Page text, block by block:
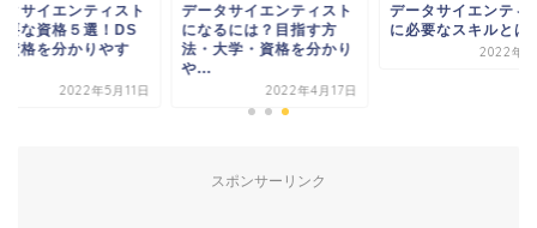
タサイエンティスト
要な資格５選！DS
資格を分かりやす
2022年5月11日
データサイエンティスト
になるには？目指す方
法・大学・資格を分かり
や...
2022年4月17日
データサイエンティ
に必要なスキルとは
2022年5
スポンサーリンク